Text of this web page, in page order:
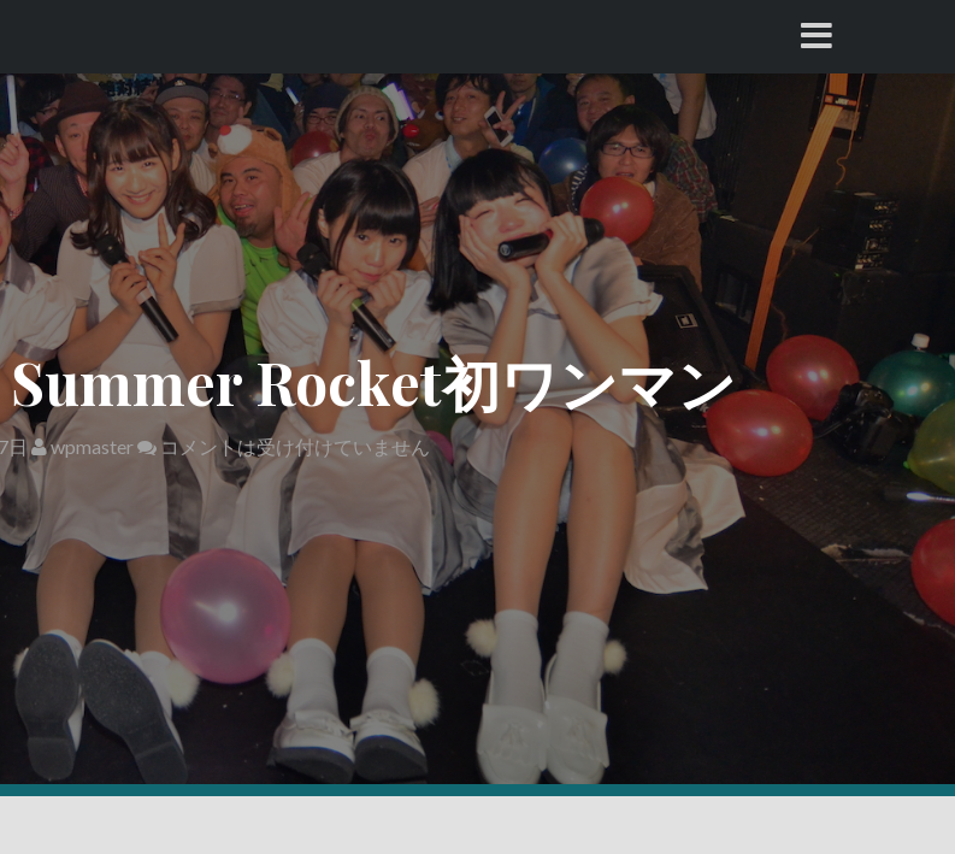
Rocket初ワンマン
日 wpmaster コメントは受け付けていません